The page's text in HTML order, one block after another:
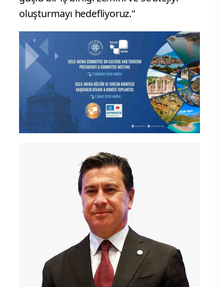
oluşturmayı hedefliyoruz."